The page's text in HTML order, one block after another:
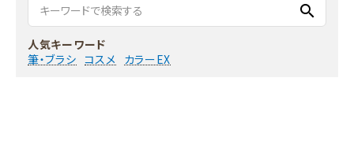
search
人気キーワード
筆・ブラシ コスメ カラーEX